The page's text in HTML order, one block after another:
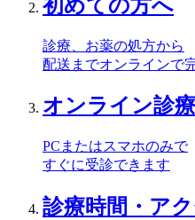
初めての方へ
診療、お薬の処方から
配送までオンラインで
オンライン診
PCまたはスマホのみで
すぐに受診できます
診療時間・ア